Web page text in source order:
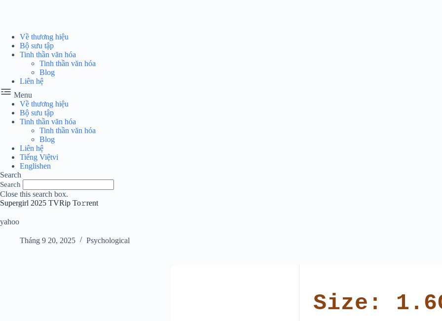
dung
Về thương hiệu
Bộ sưu tập
Tinh thần văn hóa
Tinh thần văn hóa
Blog
Liên hệ
Menu
Về thương hiệu
Bộ sưu tập
Tinh thần văn hóa
Tinh thần văn hóa
Blog
Liên hệ
Tiếng Việtvi
Englishen
Search
Search
Close this search box.
Supergirl 2025 TVRip To𝚛rent
yahoo
Tháng 9 20, 2025 Psychological
Size: